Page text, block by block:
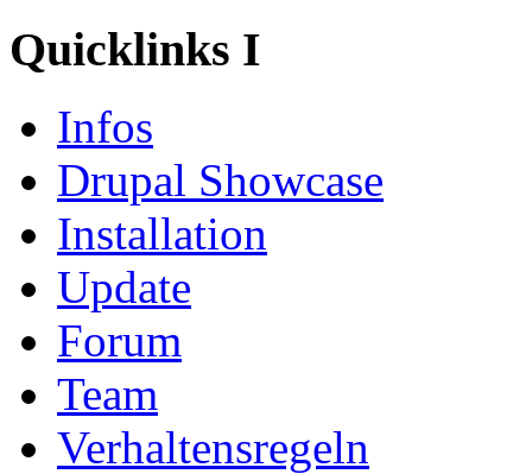
Quicklinks I
Infos
Drupal Showcase
Installation
Update
Forum
Team
Verhaltensregeln